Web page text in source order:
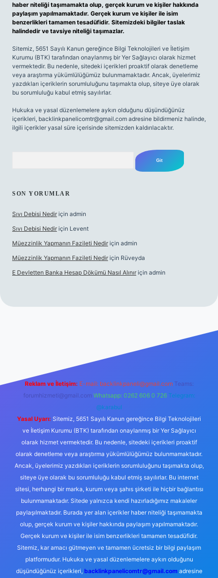
haber niteliği taşımamakta olup, gerçek kurum ve kişiler hakkında
paylaşım yapılmamaktadır. Gerçek kurum ve kişiler ile isim
benzerlikleri tamamen tesadüfidir. Sitemizdeki bilgiler taslak
halindedir ve tavsiye niteliği taşımazlar.
Sitemiz, 5651 Sayılı Kanun gereğince Bilgi Teknolojileri ve İletişim
Kurumu (BTK) tarafından onaylanmış bir Yer Sağlayıcı olarak hizmet
vermektedir. Bu nedenle, sitedeki içerikleri proaktif olarak denetleme
veya araştırma yükümlülüğümüz bulunmamaktadır. Ancak, üyelerimiz
yazdıkları içeriklerin sorumluluğunu taşımakta olup, siteye üye olarak
bu sorumluluğu kabul etmiş sayılırlar.
Hukuka ve yasal düzenlemelere aykırı olduğunu düşündüğünüz
içerikleri, backlinkpanelicomtr@gmail.com adresine bildirmeniz halinde,
ilgili içerikler yasal süre içerisinde sitemizden kaldırılacaktır.
SON YORUMLAR
Sıvı Debisi Nedir için admin
Sıvı Debisi Nedir için Levent
Müezzinlik Yapmanın Fazileti Nedir için admin
Müezzinlik Yapmanın Fazileti Nedir için Rüveyda
E Devletten Banka Hesap Dökümü Nasıl Alınır için admin
Reklam ve İletişim: E-mail: backlinkpaneli@gmail.com Teams:
forumhizmeti@gmail.com Whatsapp: 0262 606 0 726 Telegram:
@karabul
Yasal Uyarı: Sitemiz, 5651 Sayılı Kanun gereğince Bilgi Teknolojileri
ve İletişim Kurumu (BTK) tarafından onaylanmış bir Yer Sağlayıcı
olarak hizmet vermektedir. Bu nedenle, sitedeki içerikleri proaktif
olarak denetleme veya araştırma yükümlülüğümüz bulunmamaktadır.
Ancak, üyelerimiz yazdıkları içeriklerin sorumluluğunu taşımakta olup,
siteye üye olarak bu sorumluluğu kabul etmiş sayılırlar. Bu internet
sitesi, herhangi bir marka, kurum veya şahıs şirketi ile hiçbir bağlantısı
bulunmamaktadır. Sitede yalnızca kendi hazırladığımız makaleler
paylaşılmaktadır. Burada yer alan içerikler haber niteliği taşımamakta
olup, gerçek kurum ve kişiler hakkında paylaşım yapılmamaktadır.
Gerçek kurum ve kişiler ile isim benzerlikleri tamamen tesadüfidir.
Sitemiz, kar amacı gütmeyen ve tamamen ücretsiz bir bilgi paylaşım
platformudur. Hukuka ve yasal düzenlemelere aykırı olduğunu
düşündüğünüz içerikleri, backlinkpanelicomtr@gmail.comadresine